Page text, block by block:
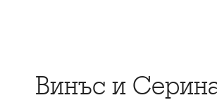
Винъс и